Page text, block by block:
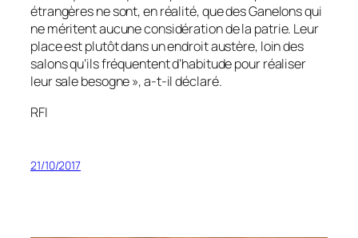
étrangères ne sont, en réalité, que des Ganelons qui
ne méritent aucune considération de la patrie. Leur
place est plutôt dans un endroit austère, loin des
salons qu’ils fréquentent d’habitude pour réaliser
leur sale besogne», a-t-il déclaré.
RFI
21/10/2017